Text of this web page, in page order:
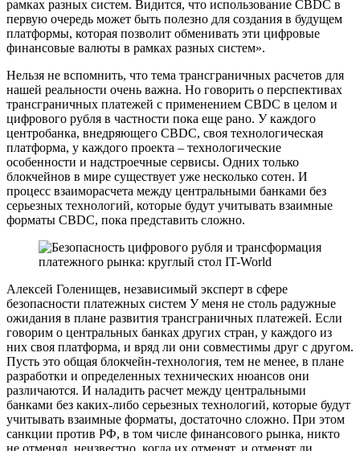
рамках разных систем. Видится, что использование CBDC в
первую очередь может быть полезно для создания в будущем
платформы, которая позволит обменивать эти цифровые
финансовые валюты в рамках разных систем».
Нельзя не вспомнить, что тема трансграничных расчетов для
нашей реальности очень важна. Но говорить о перспективах
трансграничных платежей с применением CBDC в целом и
цифрового рубля в частности пока еще рано. У каждого
центробанка, внедряющего CBDC, своя технологическая
платформа, у каждого проекта – технологические
особенности и надстроечные сервисы. Одних только
блокчейнов в мире существует уже несколько сотен. И
процесс взаиморасчета между центральными банками без
серьезных технологий, которые будут учитывать взаимные
форматы CBDC, пока представить сложно.
Алексей Голенищев, независимый эксперт в сфере
безопасности платежных систем У меня не столь радужные
ожидания в плане развития трансграничных платежей. Если
говорим о центральных банках других стран, у каждого из
них своя платформа, и вряд ли они совместимы друг с другом.
Пусть это общая блокчейн-технология, тем не менее, в плане
разработки и определенных технических нюансов они
различаются. И наладить расчет между центральными
банками без каких-либо серьезных технологий, которые будут
учитывать взаимные форматы, достаточно сложно. При этом
санкции против РФ, в том числе финансового рынка, никто